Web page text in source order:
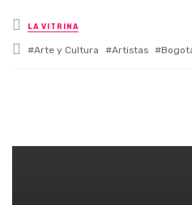
Posted in
LA VITRINA
Tagged with
Arte y Cultura Artistas